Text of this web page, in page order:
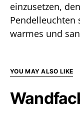
einzusetzen,
Pendelleuchten
warmes und
YOU MAY ALSO LIKE